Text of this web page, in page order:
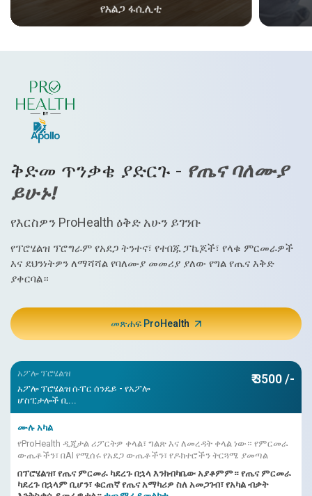
የአልጋ ፋሲሊቲ
ቅድመ ጥንቃቄ ያድርጉ - የጤና ባለሙያ
ይሁኑ!
የእርስዎን ProHealth ዕቅድ አሁን ይገንቡ
የፕሮሄልዝ ፕሮግራም የአደጋ ትንተና፣ የተበጁ ፓኬጆች፣ የላቁ ምርመራዎች
እና ደህንነትዎን ለማሻሻል የባለሙያ መመሪያ ያለው የግል የጤና እቅድ
ያቀርባል።
መጽሐፍ ProHealth
አፖሎ ፕሮሄልዝ
አፖሎ ፕሮሄልዝ ሱፐር ሰንዴይ - የአፖሎ
ሆስፒታሎች ቢ...
₹ 3500 /-
ሙሉ አካል
የProHealth ዲጂታል ሪፖርትዎ ቀላል፣ ግልጽ እና ለመረዳት ቀላል ነው። የምርመራ
ውጤቶችን፣ በAI የሚሰሩ የአደጋ ውጤቶችን፣ የዶክተሮችን ትርጓሜ ያመጣል
በፕሮሄልዝ፣ የጤና ምርመራ ካደረጉ በኋላ እንክብካቤው አያቆምም። የጤና ምርመራ
ካደረጉ በኋላም ቢሆን፣ ቁርጠኛ የጤና አማካሪዎ ስለ አመጋገብ፣ የአካል ብቃት